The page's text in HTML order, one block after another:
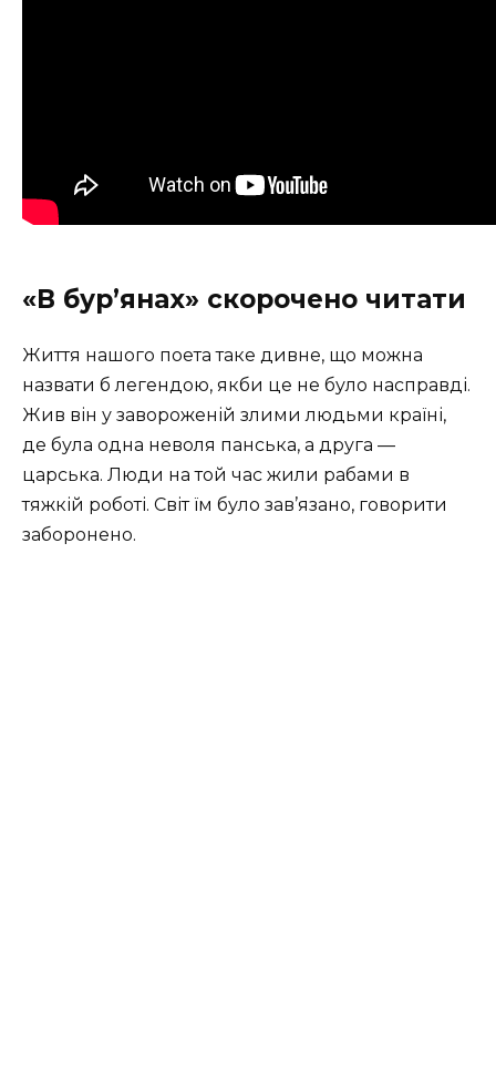
«В бур’янах» скорочено читати
Життя нашого поета таке дивне, що можна
назвати б легендою, якби це не було насправді.
Жив він у завороженій злими людьми країні,
де була одна неволя панська, а друга —
царська. Люди на той час жили рабами в
тяжкій роботі. Світ їм було зав’язано, говорити
заборонено.